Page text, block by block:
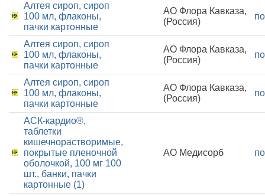
Алтея сироп, сироп
100 мл, флаконы,
пачки картонные
АО Флора Кавказа,
(Россия)
Алтея сироп, сироп
100 мл, флаконы,
пачки картонные
АО Флора Кавказа,
(Россия)
Алтея сироп, сироп
100 мл, флаконы,
пачки картонные
АО Флора Кавказа,
(Россия)
АСК-кардио®,
таблетки
кишечнорастворимые,
покрытые пленочной
оболочкой, 100 мг 100
шт., банки, пачки
картонные (1)
АО Медисорб